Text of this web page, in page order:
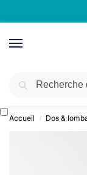
Accueil / Dos &